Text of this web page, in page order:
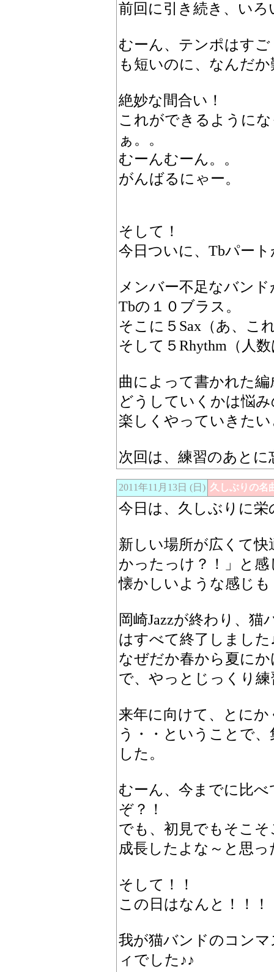
前回に引き続き、い
むーん、テンポはす
も短いのに、なんだ
絶妙な間合い！
これができるように
ぁ。。
むーんむーん。。
がんばるにゃー。
そして！
今日ついに、Tbパー
メンバー不足なバン
Tbの１０ブラス。
そこに５Sax（あ、こ
そして５Rhythm（人
曲によって書かれた
どうしていくかは悩
楽しくやっていきた
次回は、練習のあとに
2011年11月13日 (日) 久しぶりの名
今日は、久しぶりに
新しい場所が広くて
かったっけ？！」と
懐かしいような感じも
岡崎Jazzが終わり、
はすべて終了しました
なぜだか春から夏に
で、やっとじっくり
来年に向けて、とに
う・・ということで
した。
むーん、今までに比
ぞ？！
でも、初見でもそこ
成長したよな～と思
そして！！
この日はなんと！！！
我が猫バンドのコン
ィでした♪♪